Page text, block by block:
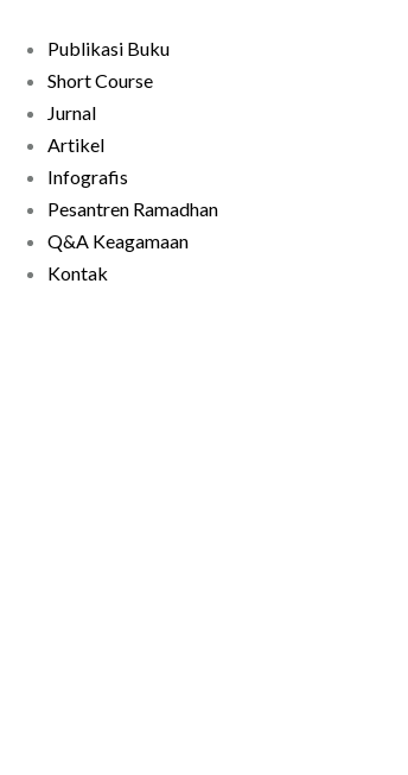
Publikasi Buku
Short Course
Jurnal
Artikel
Infografis
Pesantren Ramadhan
Q&A Keagamaan
Kontak